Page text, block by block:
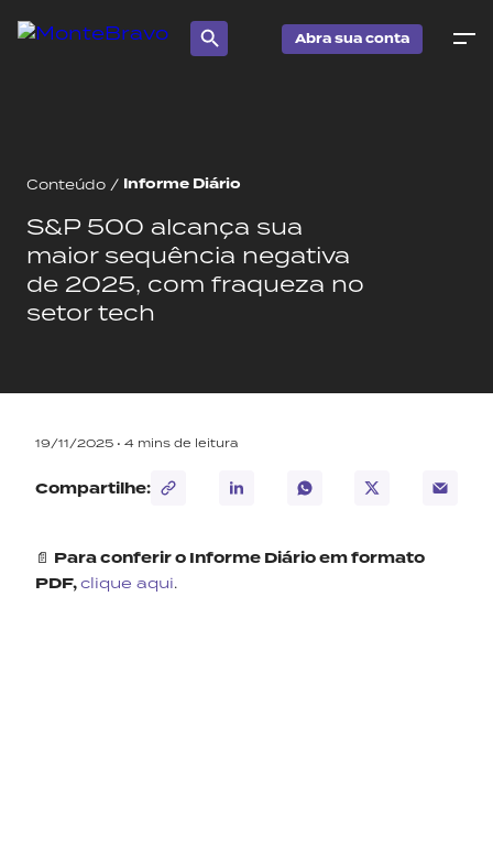
Abra sua conta
Conteúdo / Informe Diário
S&P 500 alcança sua
maior sequência negativa
de 2025, com fraqueza no
setor tech
19/11/2025 • 4 mins de leitura
Compartilhe:
📄 Para conferir o Informe Diário em formato
PDF,clique aqui.